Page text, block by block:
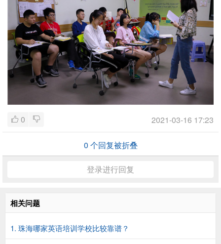
0 2021-03-16 17:23
0 个回复被折叠
登录进行回复
相关问题
1. 珠海哪家英语培训学校比较靠谱？